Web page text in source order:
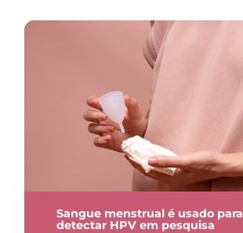
Sangue menstrual é usado para
detectar HPV em pesquisa